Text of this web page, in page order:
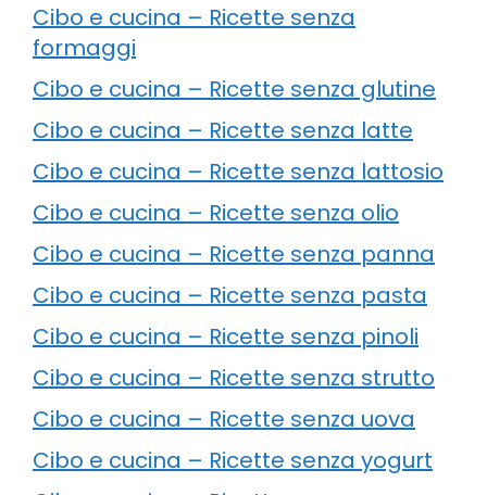
Cibo e cucina – Ricette senza
formaggi
Cibo e cucina – Ricette senza glutine
Cibo e cucina – Ricette senza latte
Cibo e cucina – Ricette senza lattosio
Cibo e cucina – Ricette senza olio
Cibo e cucina – Ricette senza panna
Cibo e cucina – Ricette senza pasta
Cibo e cucina – Ricette senza pinoli
Cibo e cucina – Ricette senza strutto
Cibo e cucina – Ricette senza uova
Cibo e cucina – Ricette senza yogurt